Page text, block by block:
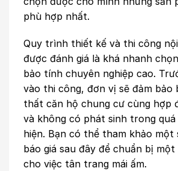
phù hợp nhất.
Quy trình thiết kế và thi công
được đánh giá là khá nhanh
bảo tính chuyên nghiệp cao.
vào thi công, đơn vị sẽ đảm bảo
thất căn hộ chung cư cùng hợp
và không có phát sinh trong
hiện. Bạn có thể tham khảo
báo giá sau đây để chuẩn bị
cho việc tân trang mái ấm.